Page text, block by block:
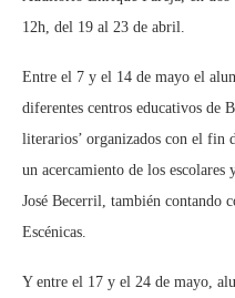
12h, del 19 al 23 de abril.
Entre el 7 y el 14 de mayo el
diferentes centros educativos de
literarios’ organizados con el fin
un acercamiento de los
José Becerril, también contando
Escénicas.
Y entre el 17 y el 24 de mayo,